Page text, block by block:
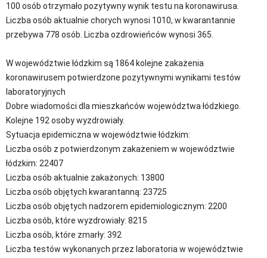
100 osób otrzymało pozytywny wynik testu na koronawirusa.
Liczba osób aktualnie chorych wynosi 1010, w kwarantannie
przebywa 778 osób. Liczba ozdrowieńców wynosi 365.
W województwie łódzkim są 1864 kolejne zakażenia
koronawirusem potwierdzone pozytywnymi wynikami testów
laboratoryjnych
Dobre wiadomości dla mieszkańców województwa łódzkiego.
Kolejne 192 osoby wyzdrowiały.
Sytuacja epidemiczna w województwie łódzkim:
Liczba osób z potwierdzonym zakażeniem w województwie
łódzkim: 22407
Liczba osób aktualnie zakażonych: 13800
Liczba osób objętych kwarantanną: 23725
Liczba osób objętych nadzorem epidemiologicznym: 2200
Liczba osób, które wyzdrowiały: 8215
Liczba osób, które zmarły: 392
Liczba testów wykonanych przez laboratoria w województwie